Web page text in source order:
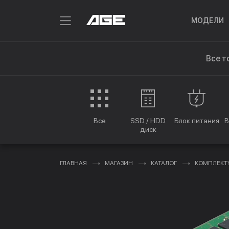
МОДЕЛИ
Все
Все
SSD / HDD
диск
Блок питания
ГЛАВНАЯ МАГАЗИН КАТАЛОГ